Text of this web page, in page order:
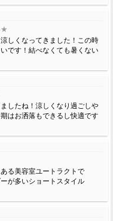
★
しくなってきました！この時
です！結べなくても暑くない
したね！涼しくなり過ごしや
はお洒落もできるし快適です
る美容室ユートラクトで
ーが多いショートスタイル